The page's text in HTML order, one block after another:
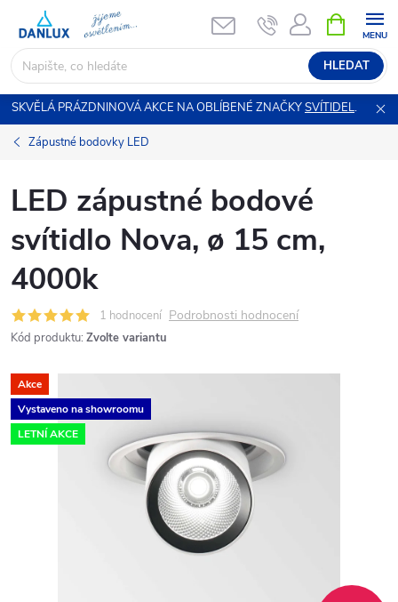
obsah
HLEDAT
NÁKUPNÍ
KOŠÍK
SKVĚLÁ PRÁZDNINOVÁ AKCE NA OBLÍBENÉ ZNAČKYSVÍTIDEL.
Zápustné bodovky LED
LED zápustné bodové
svítidlo Nova, ø 15 cm,
4000k
1 hodnocení Podrobnosti hodnocení
Kód produktu: Zvolte variantu
Akce
Vystaveno na showroomu
LETNÍ AKCE